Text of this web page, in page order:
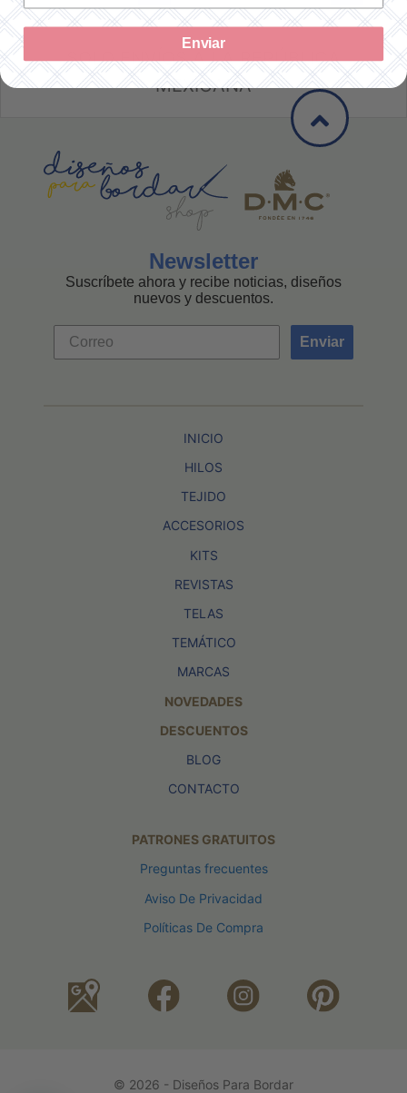
SOLO ENVÍOS A LA REPÚBLICA
MEXICANA
Newsletter
Suscríbete ahora y recibe noticias, diseños
nuevos y descuentos.
Enviar
INICIO
HILOS
TEJIDO
ACCESORIOS
KITS
REVISTAS
TELAS
TEMÁTICO
MARCAS
NOVEDADES
DESCUENTOS
BLOG
CONTACTO
PATRONES GRATUITOS
Preguntas frecuentes
Aviso De Privacidad
Políticas De Compra
© 2026 - Diseños Para Bordar
Enviar